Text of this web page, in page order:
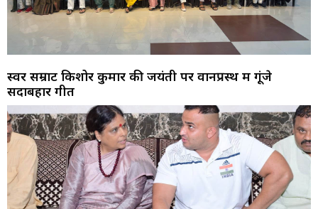
स्वर सम्राट किशोर कुमार की जयंती पर वानप्रस्थ में गूंजे
सदाबहार गीत